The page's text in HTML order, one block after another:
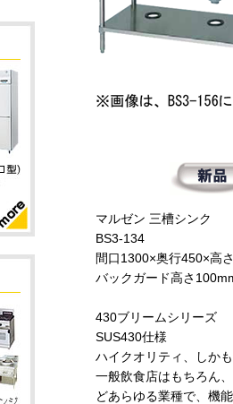
マルゼン 三槽シンク
BS3-134
間口1300×奥行450×高
バックガード高さ
430ブリームシリーズ
SUS430仕様
ハイクオリティ、しか
一般飲食店はもちろん
どあらゆる業種で、機